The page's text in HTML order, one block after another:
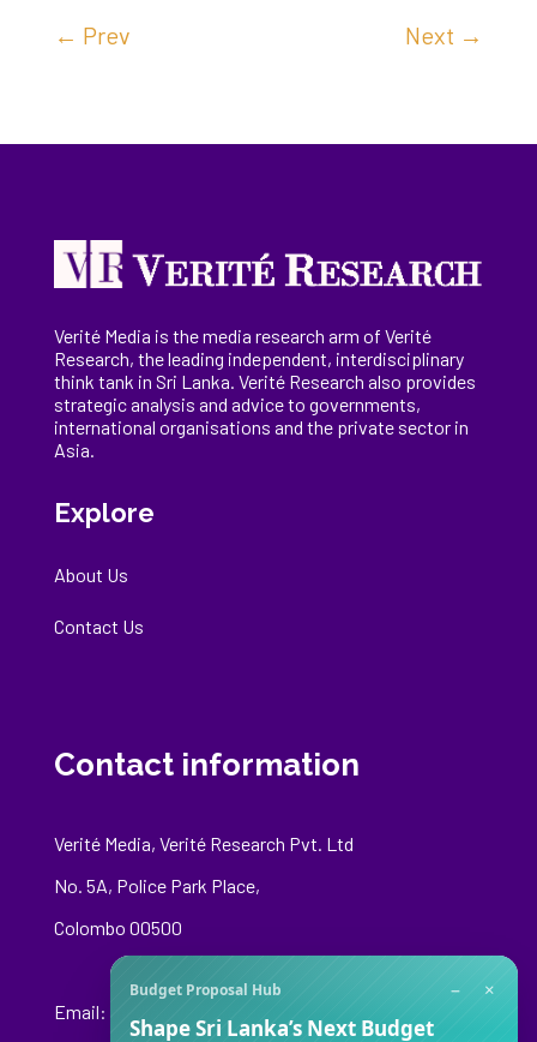
← Prev Next →
Verité Media is the media research arm of Verité
Research, theleading independent, interdisciplinary
think tank in Sri Lanka. Verité Research also provides
strategic analysis and advice to governments,
international organisations and the private sector in
Asia.
Explore
About Us
Contact Us
Contact information
Verité Media, Verité Research Pvt. Ltd
No. 5A, Police Park Place,
Colombo 00500
Email:
Budget Proposal Hub − ×
Shape Sri Lanka’s Next Budget